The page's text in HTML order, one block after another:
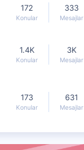
172
Konular
333
Mesajlar
1.4K
Konular
3K
Mesajlar
173
Konular
631
Mesajlar